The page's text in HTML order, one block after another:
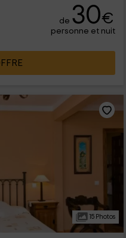
de 30€
personne et nuit
15 Photos